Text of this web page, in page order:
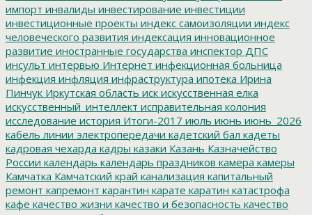
импорт инвалиды инвестирование инвестиции
инвестиционные проекты индекс самоизоляции индекс
человеческого развития индексация инновационное
развитие иностранные государства инспектор ДПС
инсульт интервью Интернет инфекционная больница
инфекция инфляция инфраструктура ипотека Ирина
Пинчук Иркутская область иск искусственная елка
искусственный_интеллект исправительная колония
исследование история Итоги-2017 июль июнь июнь_2026
кабель линии электропередачи кадетский бал кадеты
кадровая чехарда кадры казаки Казань Казначейство
России календарь календарь праздников камера камеры
Камчатка Камчатский край канализация капитальный
ремонт капремонт карантин карате каратин катастрофа
кафе качество жизни качество и безопасность качество